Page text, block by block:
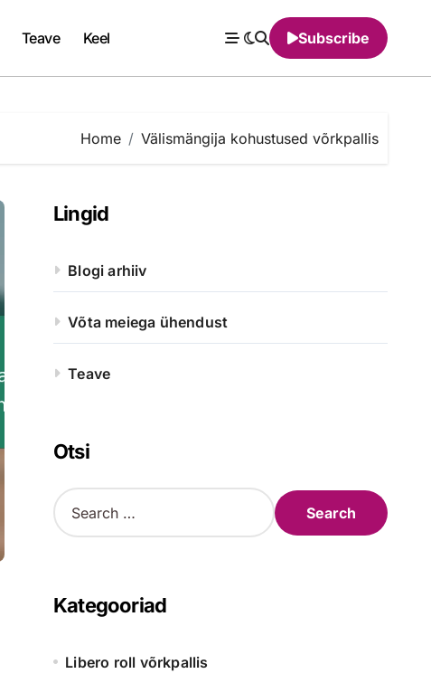
Teave Keel Subscribe
Home Välismängija kohustused võrkpallis
Lingid
Blogi arhiiv
Võta meiega ühendust
Teave
Otsi
S
e
h
f
r
Kategooriad
Libero roll võrkpallis